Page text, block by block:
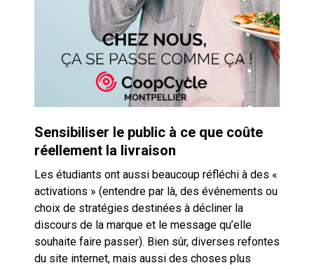
Sensibiliser le public à ce que coûte
réellement la livraison
Les étudiants ont aussi beaucoup réfléchi à des «
activations » (entendre par là, des événements ou
choix de stratégies destinées à décliner la
discours de la marque et le message qu’elle
souhaite faire passer). Bien sûr, diverses refontes
du site internet, mais aussi des choses plus